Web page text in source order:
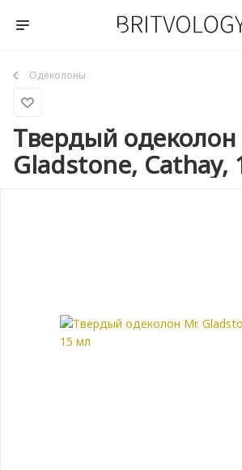
Одеколоны
Твердый одеколон
Gladstone, Cathay,